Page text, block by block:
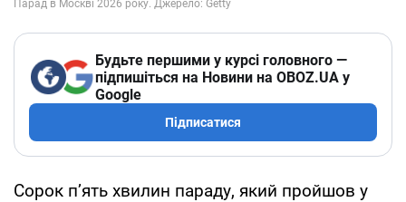
Будьте першими у курсі головного —
підпишіться на Новини на OBOZ.UA у
Google
Підписатися
Сорок п’ять хвилин параду, який пройшов у